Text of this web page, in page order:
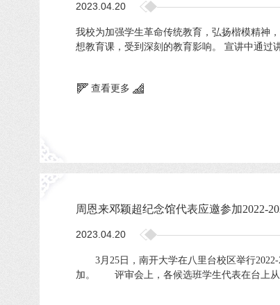
2023.04.20
我校为加强学生革命传统教育，弘扬楷模精神
想教育课，受到深刻的教育影响。 宣讲中通过
查看更多
周恩来邓颖超纪念馆代表应邀参加2022-
2023.04.20
3月25日，南开大学在八里台校区举行2022-
加。 评审会上，各候选班学生代表在台上从